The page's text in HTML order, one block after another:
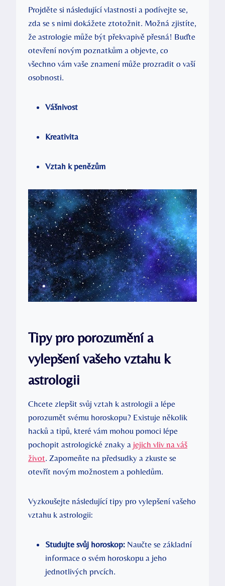
Projděte si následující vlastnosti a podívejte se,
zda se s nimi dokážete ztotožnit. Možná ⁤zjistíte,
že astrologie může být překvapivě přesná! Buďte
otevření novým poznatkům a objevte, co​
všechno vám vaše znamení může prozradit o vaší
osobnosti.
Vášnivost
Kreativita
Vztah k penězům
Tipy pro porozumění ⁣a
vylepšení vašeho vztahu ‌k
astrologii
Chcete zlepšit svůj vztah k astrologii a‍ lépe
porozumět svému horoskopu? Existuje několik
⁢hacků a tipů, které vám mohou pomoci lépe
pochopit ⁤astrologické​ znaky a jejich vliv na váš
život. Zapomeňte na předsudky​ a zkuste se
otevřít novým možnostem a pohledům.
Vyzkoušejte následující tipy pro vylepšení vašeho
vztahu k astrologii:
Studujte svůj‌ horoskop: Naučte se základní
informace o svém horoskopu a jeho
jednotlivých prvcích.